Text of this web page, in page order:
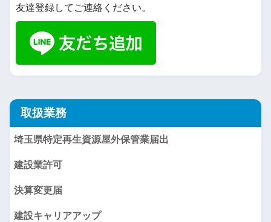
友達登録してご連絡ください。
取扱業務
埼玉県特定再生資源屋外保管業届出
建設業許可
決算変更届
建設キャリアアップ